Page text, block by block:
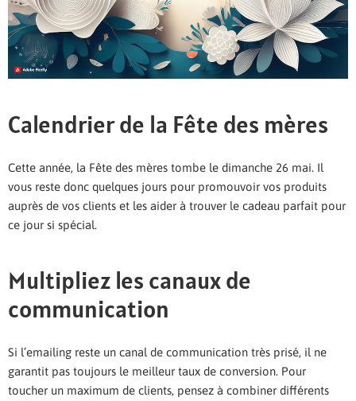
Calendrier de la Fête des mères
Cette année, la Fête des mères tombe le dimanche 26 mai. Il
vous reste donc quelques jours pour promouvoir vos produits
auprès de vos clients et les aider à trouver le cadeau parfait pour
ce jour si spécial.
Multipliez les canaux de
communication
Si l’emailing reste un canal de communication très prisé, il ne
garantit pas toujours le meilleur taux de conversion. Pour
toucher un maximum de clients, pensez à combiner différents